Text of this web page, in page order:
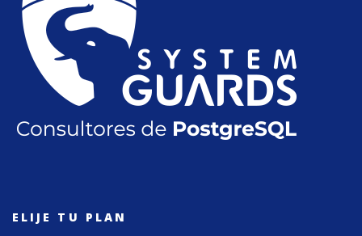
ELIJE TU PLAN